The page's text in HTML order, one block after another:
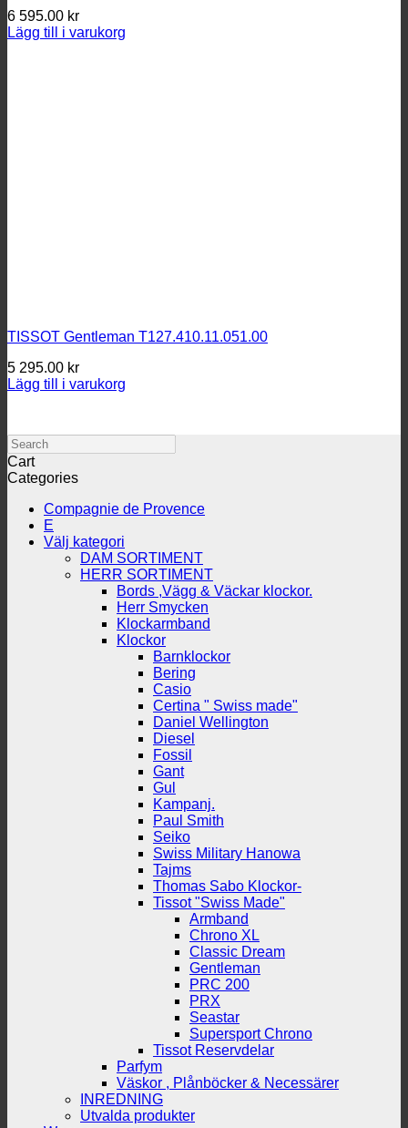
6 595.00 kr
Lägg till i varukorg
TISSOT Gentleman T127.410.11.051.00
5 295.00 kr
Lägg till i varukorg
Search
Cart
Categories
Compagnie de Provence
E
Välj kategori
DAM SORTIMENT
HERR SORTIMENT
Bords ,Vägg & Väckar klockor.
Herr Smycken
Klockarmband
Klockor
Barnklockor
Bering
Casio
Certina " Swiss made"
Daniel Wellington
Diesel
Fossil
Gant
Gul
Kampanj.
Paul Smith
Seiko
Swiss Military Hanowa
Tajms
Thomas Sabo Klockor-
Tissot "Swiss Made"
Armband
Chrono XL
Classic Dream
Gentleman
PRC 200
PRX
Seastar
Supersport Chrono
Tissot Reservdelar
Parfym
Väskor , Plånböcker & Necessärer
INREDNING
Utvalda produkter